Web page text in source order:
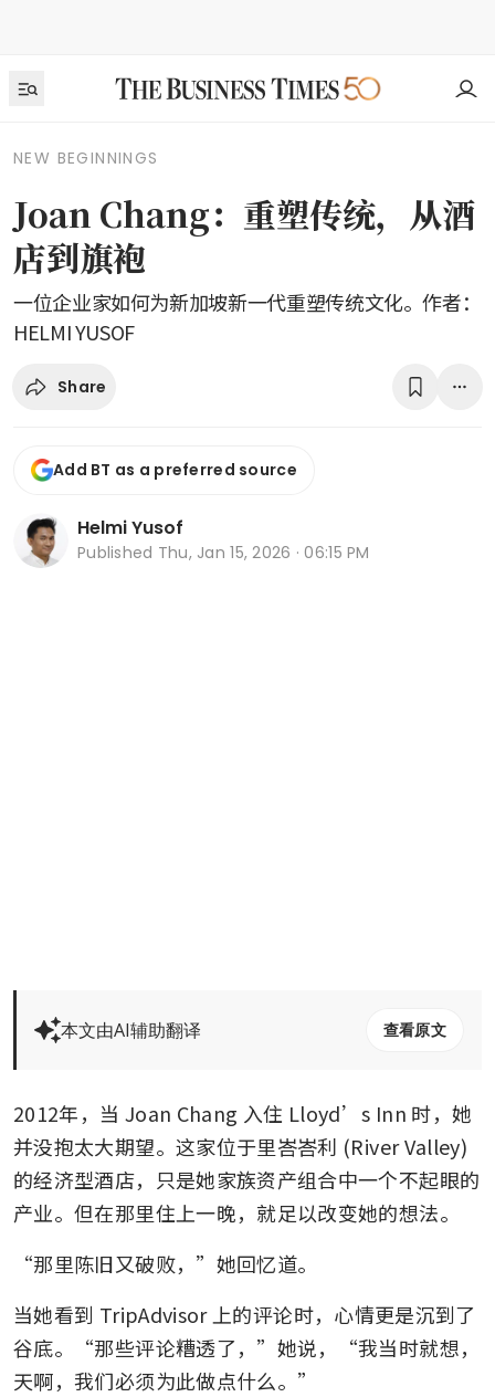
NEW BEGINNINGS
Joan Chang：重塑传统，从酒
店到旗袍
一位企业家如何为新加坡新一代重塑传统文化。作者：
HELMI YUSOF
Share
Add BT as a preferred source
Helmi Yusof
Published Thu, Jan 15, 2026 · 06:15 PM
本文由AI辅助翻译 查看原文
2012年，当 Joan Chang 入住 Lloyd’s Inn 时，她
并没抱太大期望。这家位于里峇峇利 (River Valley)
的经济型酒店，只是她家族资产组合中一个不起眼的
产业。但在那里住上一晚，就足以改变她的想法。
“那里陈旧又破败，”她回忆道。
当她看到 TripAdvisor 上的评论时，心情更是沉到了
谷底。“那些评论糟透了，”她说，“我当时就想，
天啊，我们必须为此做点什么。”